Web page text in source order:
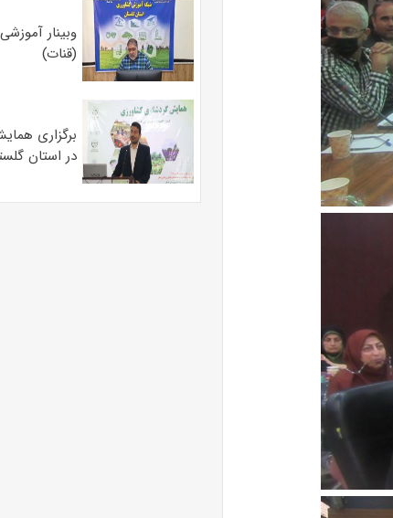
وبینار
(قنات)
برگزاری
در استان